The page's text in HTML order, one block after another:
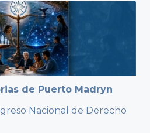
de Puerto Madryn
Nacional de Derecho